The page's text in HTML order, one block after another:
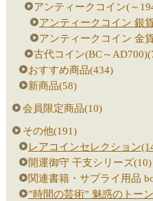
アンティークコイン(～
アンティークコイン 銀
アンティークコイン 金
古代コイン(BC～
おすすめ商品(434)
新商品(58)
会員限定商品(10)
その他(191)
レアコインセレクション
開運御守 干支シリーズ(10)
関連書籍・サプライ用品
”時間の芸術” 魅惑のトー